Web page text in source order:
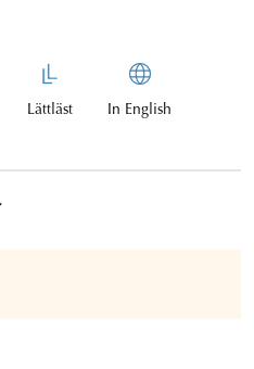
Lättläst In English